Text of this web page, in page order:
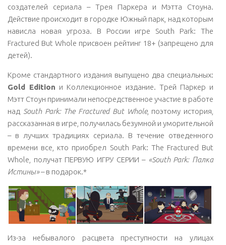
создателей сериала – Трея Паркера и Мэтта Стоуна.
Действие происходит в городке Южный парк, над которым
нависла новая угроза. В России игре South Park: The
Fractured But Whole присвоен рейтинг 18+ (запрещено для
детей).
Кроме стандартного издания выпущено два специальных:
Gold Edition и Коллекционное издание. Трей Паркер и
Мэтт Стоун принимали непосредственное участие в работе
над South Park: The Fractured But Whole, поэтому история,
рассказанная в игре, получилась безумной и уморительной
– в лучших традициях сериала. В течение отведенного
времени все, кто приобрел South Park: The Fractured But
Whole, получат ПЕРВУЮ ИГРУ СЕРИИ – «South Park: Палка
Истины»– в подарок.*
Из-за небывалого расцвета преступности на улицах